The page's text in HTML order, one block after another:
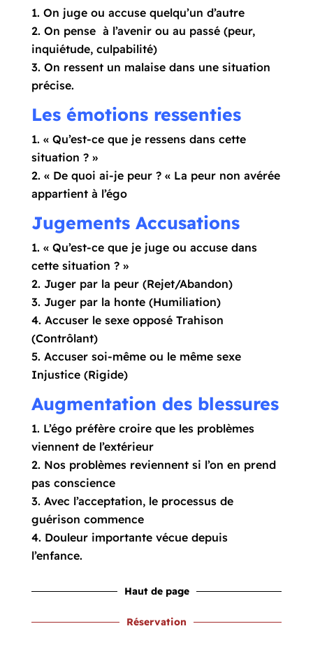
On juge ou accuse quelqu’un d’autre
On pense à l’avenir ou au passé (peur,
inquiétude, culpabilité)
On ressent un malaise dans une situation
précise.
Les émotions ressenties
« Qu’est-ce que je ressens dans cette
situation ? »
« De quoi ai-je peur ? « La peur non avérée
appartient à l’égo
Jugements Accusations
« Qu’est-ce que je juge ou accuse dans
cette situation ? »
Juger par la peur (Rejet/Abandon)
Juger par la honte (Humiliation)
Accuser le sexe opposé Trahison
(Contrôlant)
Accuser soi-même ou le même sexe
Injustice (Rigide)
Augmentation des blessures
L’égo préfère croire que les problèmes
viennent de l’extérieur
Nos problèmes reviennent si l’on en prend
pas conscience
Avec l’acceptation, le processus de
guérison commence
Douleur importante vécue depuis
l’enfance.
Haut de page
Réservation